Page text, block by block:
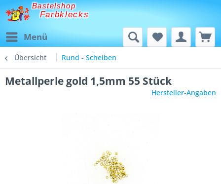
Bastelshop
Farbklecks
Menü
Übersicht Rund - Scheiben
Metallperle gold 1,5mm 55 Stück
Hersteller-Angaben